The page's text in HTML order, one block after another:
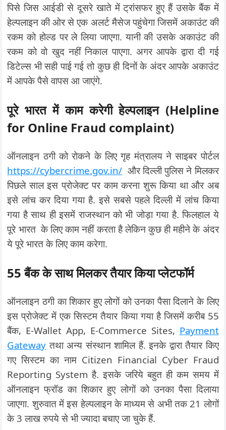
पिसे जिस आईडी से दूसरे खाते में ट्रांसफर हुए हैं उसके बैंक में
हेल्पलाइन की ओर से एक अलर्ट मैसेज पहुंचेगा जिसमें अकाउंट की
रकम को होल्ड पर ले लिया जाएगा. यानी की उसके अकाउंट की
रकम को वो खुद नहीं निकाल पाएगा. अगर आपके द्वारा दी गई
डिटेल्स भी सही पाई गई तो कुछ ही दिनों के अंदर आपके अकाउंट
में आपके पैसे वापस आ जाएंगे.
पूरे भारत में काम करेगी हेल्पलाइन(Helpline
for Online Fraud complaint)
ऑनलाइन ठगी को रोकने के लिए गृह मंत्रालय ने साइबर पोर्टल
https://cybercrime.gov.in/ और दिल्ली पुलिस ने मिलकर
पिछले साल इस प्रोजेक्ट पर काम करना शुरू किया था और अब
इसे लांच कर दिया गया है. इसे सबसे पहले दिल्ली में लांच किया
गया है साथ ही इसमें राजस्थान को भी जोड़ा गया है. फिलहाल ये
पूरे भारत के लिए काम नहीं करता है लेकिन कुछ ही महीने के अंदर
ये पूरे भारत के लिए काम करेगा.
55 बैंक के साथ मिलकर तैयार किया प्लेटफॉर्म
ऑनलाइन ठगी का शिकार हुए लोगों को उनका पैसा दिलाने के लिए
इस प्रोजेक्ट में एक सिस्टम तैयार किया गया है जिसमें करीब 55
बैंक, E-Wallet App, E-Commerce Sites, Payment
Gateway तथा अन्य संस्थान शामिल हैं. इनके द्वारा तैयार किए
गए सिस्टम का नाम Citizen Financial Cyber Fraud
Reporting System है. इसके जरिये बहुत ही कम समय में
ऑनलाइन फ्रॉड का शिकार हुए लोगों को उनका पैसा दिलाया
जाएगा. शुरुवात में इस हेल्पलाइन के माध्यम से अभी तक 21 लोगों
के 3 लाख रुपये से भी ज्यादा बचाए जा चुके हैं.